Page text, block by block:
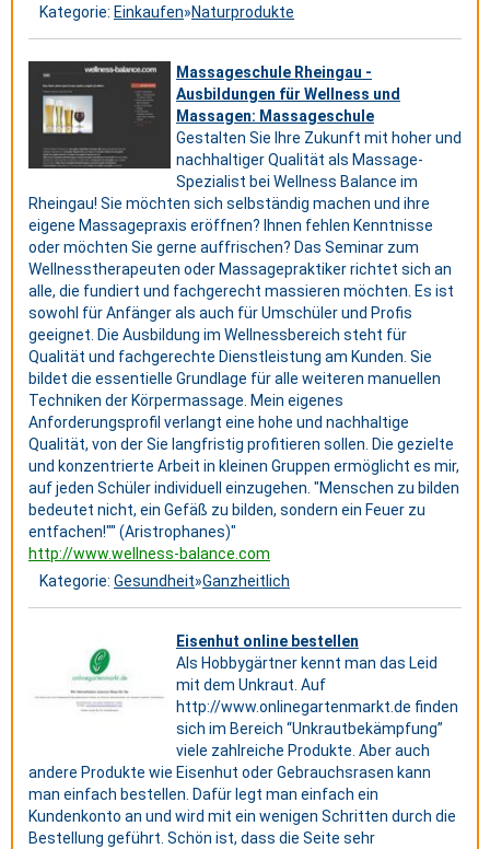
Kategorie: Einkaufen»Naturprodukte
Massageschule Rheingau -
Ausbildungen für Wellness und
Massagen: Massageschule
Gestalten Sie Ihre Zukunft mit hoher und
nachhaltiger Qualität als Massage-
Spezialist bei Wellness Balance im
Rheingau! Sie möchten sich selbständig machen und ihre
eigene Massagepraxis eröffnen? Ihnen fehlen Kenntnisse
oder möchten Sie gerne auffrischen? Das Seminar zum
Wellnesstherapeuten oder Massagepraktiker richtet sich an
alle, die fundiert und fachgerecht massieren möchten. Es ist
sowohl für Anfänger als auch für Umschüler und Profis
geeignet. Die Ausbildung im Wellnessbereich steht für
Qualität und fachgerechte Dienstleistung am Kunden. Sie
bildet die essentielle Grundlage für alle weiteren manuellen
Techniken der Körpermassage. Mein eigenes
Anforderungsprofil verlangt eine hohe und nachhaltige
Qualität, von der Sie langfristig profitieren sollen. Die gezielte
und konzentrierte Arbeit in kleinen Gruppen ermöglicht es mir,
auf jeden Schüler individuell einzugehen. "Menschen zu bilden
bedeutet nicht, ein Gefäß zu bilden, sondern ein Feuer zu
entfachen!"" (Aristrophanes)"
http://www.wellness-balance.com
Kategorie: Gesundheit»Ganzheitlich
Eisenhut online bestellen
Als Hobbygärtner kennt man das Leid
mit dem Unkraut. Auf
http://www.onlinegartenmarkt.de finden
sich im Bereich “Unkrautbekämpfung”
viele zahlreiche Produkte. Aber auch
andere Produkte wie Eisenhut oder Gebrauchsrasen kann
man einfach bestellen. Dafür legt man einfach ein
Kundenkonto an und wird mit ein wenigen Schritten durch die
Bestellung geführt. Schön ist, dass die Seite sehr